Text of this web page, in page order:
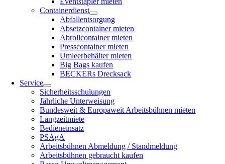
Containerdienst
Abfallentsorgung
Absetzcontainer mieten
Abrollcontainer mieten
Presscontainer mieten
Umleerbehälter mieten
Big Bags kaufen
BECKERs Drecksack
Service
Sicherheitsschulungen
Jährliche Unterweisung
Bundesweit & Europaweit Arbeitsbühnen mieten
Langzeitmiete
Bedieneinsatz
PSAgA
Arbeitsbühnen Abmeldung / Standmeldung
Arbeitsbühnen gebraucht kaufen